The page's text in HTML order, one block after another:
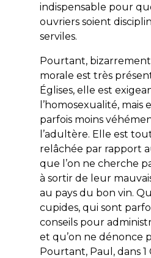
indispensable pour
ouvriers soient
serviles.
Pourtant,
morale est très
Églises, elle est
l’homosexualité, mais
parfois moins
l’adultère. Elle est
relâchée par rapport
que l’on ne cherche
à sortir de leur
au pays du bon vin.
cupides, qui sont
conseils pour
et qu’on ne dénonce
Pourtant, Paul, dans 1